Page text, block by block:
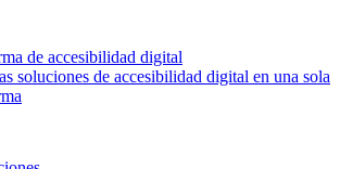
de accesibilidad digital
soluciones de accesibilidad digital en una sola